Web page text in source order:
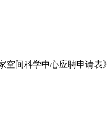
间科学中心应聘申请表》